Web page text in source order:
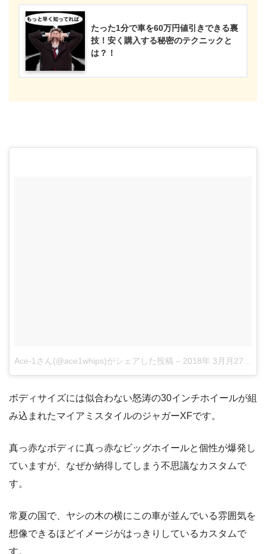
たった1分で車を60万円値引きできる裏
技！安く購入する秘密のテクニックと
は？！
Ace-1さん(@ace1whips)がシェアした投稿 – 2018年 3月月27日午前6時30分PDT
ボディサイズには似合わない怒涛の30インチホイールが組
み込まれたマイアミスタイルのジャガーXFです。
真っ赤なボディに真っ赤なビッグホイールと個性が爆発し
ていますが、なぜか納得してしまう不思議なカスタムで
す。
常夏の国で、ヤシの木の横にこの車が並んでいる雰囲気を
想像できるほどイメージがはっきりしているカスタムで
す。